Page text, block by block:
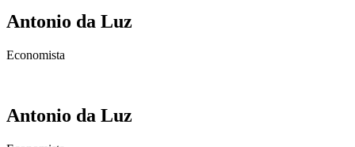
Antonio da Luz
Economista
Antonio da Luz